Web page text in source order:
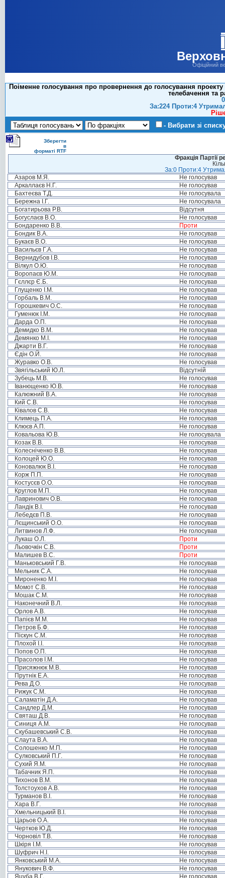
Офіційний
Поіменне голосування про провернення до голосування
телебачення та
За:224 Проти:4
- Вибрати зі
Зберегти
в
форматі RTF
Фракція Партії
За:0 Проти:4
Азаров М.Я.
Не голосував
Аркаллаєв Н.Г.
Не голосував
Бахтеєва Т.Д.
Не голосувала
Бережна І.Г.
Не голосувала
Богатирьова Р.В.
Відсутня
Богуслаєв В.О.
Не голосував
Бондаренко В.В.
Проти
Бондик В.А.
Не голосував
Букаєв В.О.
Не голосував
Васильєв Г.А.
Не голосував
Вернидубов І.В.
Не голосував
Вілкул О.Ю.
Не голосував
Воропаєв Ю.М.
Не голосував
Гєллєр Є.Б.
Не голосував
Глущенко І.М.
Не голосував
Горбаль В.М.
Не голосував
Горошкевич О.С.
Не голосував
Гуменюк І.М.
Не голосував
Дарда О.П.
Не голосував
Демидко В.М.
Не голосував
Демянко М.І.
Не голосував
Джарти В.Г.
Не голосував
Єдін О.Й.
Не голосував
Журавко О.В.
Не голосував
Звягільський Ю.Л.
Відсутній
Зубець М.В.
Не голосував
Іванющенко Ю.В.
Не голосував
Калюжний В.А.
Не голосував
Кий С.В.
Не голосував
Ківалов С.В.
Не голосував
Климець П.А.
Не голосував
Клюєв А.П.
Не голосував
Ковальова Ю.В.
Не голосувала
Козак В.В.
Не голосував
Колесніченко В.В.
Не голосував
Колоцей Ю.О.
Не голосував
Коновалюк В.І.
Не голосував
Корж П.П.
Не голосував
Костусєв О.О.
Не голосував
Круглов М.П.
Не голосував
Лавринович О.В.
Не голосував
Ландік В.І.
Не голосував
Лебедєв П.В.
Не голосував
Лєщинський О.О.
Не голосував
Литвинов Л.Ф.
Не голосував
Лукаш О.Л.
Проти
Льовочкін С.В.
Проти
Малишев В.С.
Проти
Маньковський Г.В.
Не голосував
Мельник С.А.
Не голосував
Мироненко М.І.
Не голосував
Момот С.В.
Не голосував
Мошак С.М.
Не голосував
Наконечний В.Л.
Не голосував
Орлов А.В.
Не голосував
Папієв М.М.
Не голосував
Петров Б.Ф.
Не голосував
Піскун С.М.
Не голосував
Плохой І.І.
Не голосував
Попов О.П.
Не голосував
Прасолов І.М.
Не голосував
Присяжнюк М.В.
Не голосував
Прутнік Е.А.
Не голосував
Рева Д.О.
Не голосував
Рижук С.М.
Не голосував
Саламатін Д.А.
Не голосував
Сандлер Д.М.
Не голосував
Святаш Д.В.
Не голосував
Синиця А.М.
Не голосував
Скубашевський С.В.
Не голосував
Слаута В.А.
Не голосував
Солошенко М.П.
Не голосував
Сулковський П.Г.
Не голосував
Сухий Я.М.
Не голосував
Табачник Я.П.
Не голосував
Тихонов В.М.
Не голосував
Толстоухов А.В.
Не голосував
Турманов В.І.
Не голосував
Хара В.Г.
Не голосував
Хмельницький В.І.
Не голосував
Царьов О.А.
Не голосував
Чертков Ю.Д.
Не голосував
Чорновіл Т.В.
Не голосував
Шкіря І.М.
Не голосував
Шуфрич Н.І.
Не голосував
Янковський М.А.
Не голосував
Янукович В.Ф.
Не голосував
Яцуба В.Г.
Не голосував